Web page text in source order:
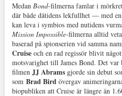
Medan Bond-filmerna famlar i
där både dåtidens lekfullhet — med
kan leva i symbios med nutidens
Mission Impossible-filmerna alltid
baserad på spionserien vid samma
Cruiseoch en rad regissör blivit
motsvarighet till James Bond. Det var
filmen JJ Abramsgjorde sin debut
som Brad Birdövergav
biopubliken att Cruise är längre än